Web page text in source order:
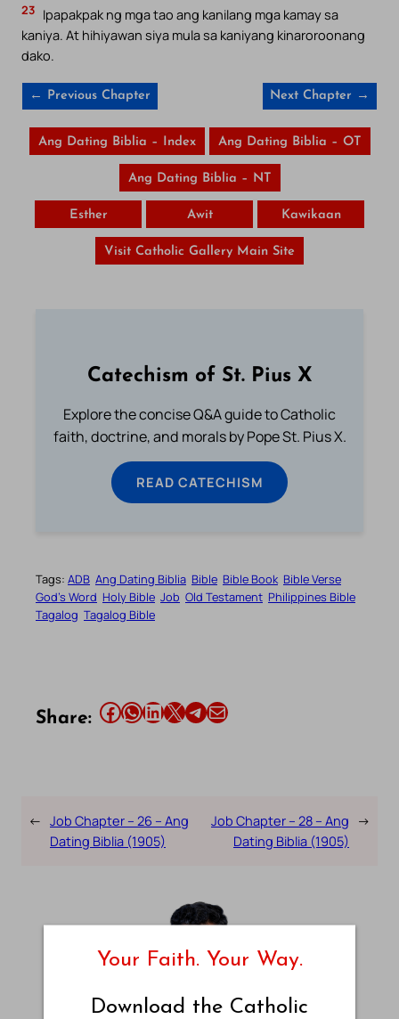
23 Ipapakpak ng mga tao ang kanilang mga kamay sa
kaniya. At hihiyawan siya mula sa kaniyang kinaroroonang
dako.
← Previous Chapter Next Chapter →
Ang Dating Biblia – Index Ang Dating Biblia – OT
Ang Dating Biblia – NT
Esther Awit Kawikaan
Visit Catholic Gallery Main Site
Catechism of St. Pius X
Explore the concise Q&A guide to Catholic
faith, doctrine, and morals by Pope St. Pius X.
READ CATECHISM
Tags: ADB Ang Dating Biblia Bible Bible Book Bible Verse
God’s Word Holy Bible Job Old Testament Philippines Bible
Tagalog Tagalog Bible
Share: Share this article on Facebook Share this article on WhatsApp Share this article on LinkedIn Share this article on X Share this article on TelegramEmail this Article
← Job Chapter – 26 – Ang
Dating Biblia (1905)
Job Chapter – 28 – Ang
Dating Biblia (1905)
→
Your Faith. Your Way.
Download the Catholic